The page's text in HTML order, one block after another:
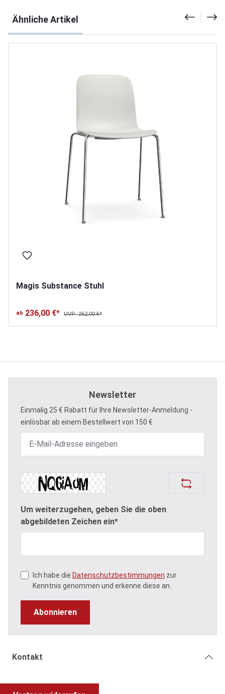
Ähnliche Artikel
Magis Substance Stuhl
ab 236,00 €* UVP: 262,00 €*
Newsletter
Einmalig 25 € Rabatt für Ihre Newsletter-Anmeldung -
einlösbar ab einem Bestellwert von 150 €
Um weiterzugehen, geben Sie die oben
abgebildeten Zeichen ein*
Ich habe die Datenschutzbestimmungen zur
Kenntnis genommen und erkenne diese an.
Abonnieren
Kontakt